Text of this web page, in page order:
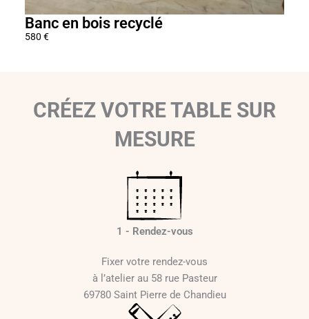
Banc en bois recyclé
580 €
CRÉEZ VOTRE TABLE SUR
MESURE
1 - Rendez-vous
Fixer votre rendez-vous
à l’atelier au 58 rue Pasteur
69780 Saint Pierre de Chandieu